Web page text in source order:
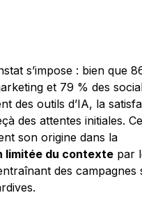
s’impose : bien que
et 79 % des
des outils d’IA, la
des attentes initiales.
son origine dans la
limitée du contexte par
des campagnes